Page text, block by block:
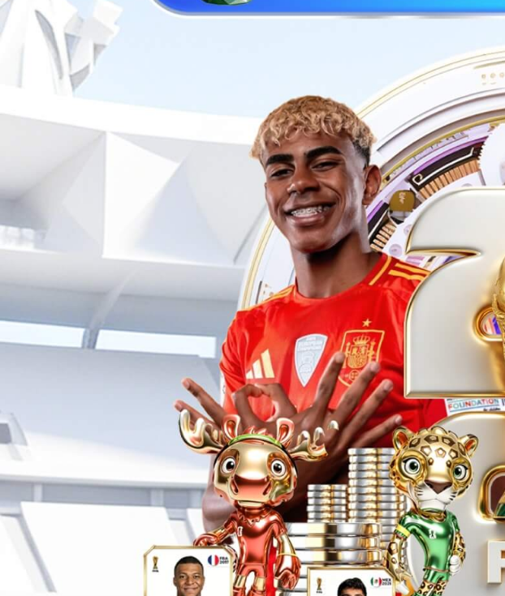
富美家复合墙板 富美家防火板
查看详情
施工工艺3
查看详情
施工工艺2
查看详情